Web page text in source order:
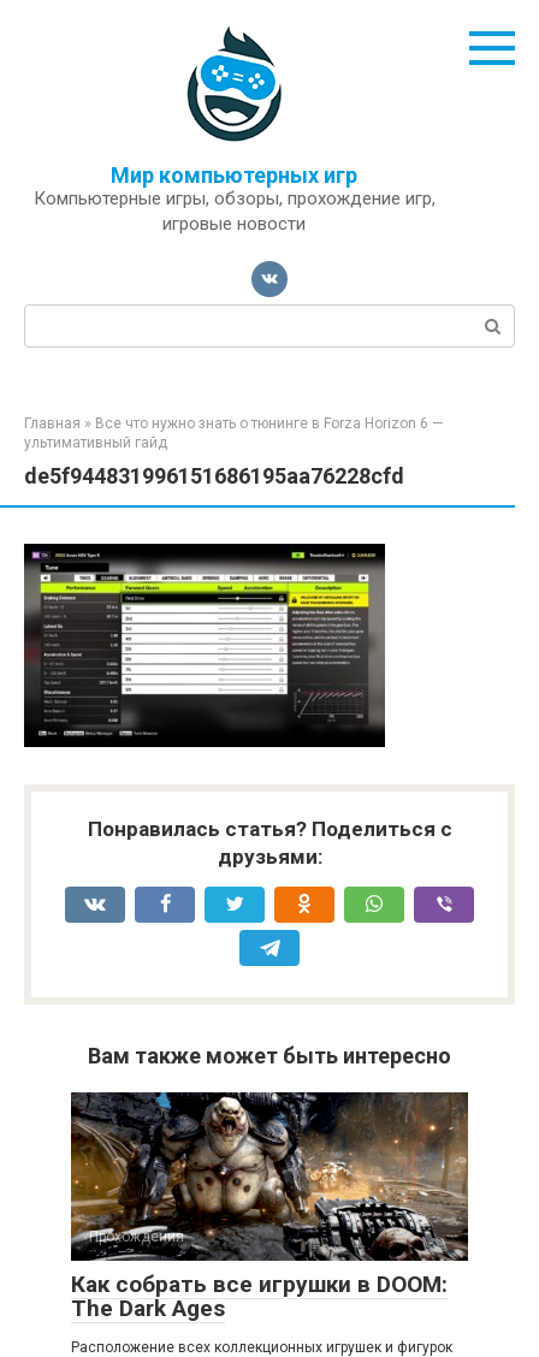
Мир компьютерных игр
Компьютерные игры, обзоры, прохождение игр,
игровые новости
Поиск:
Главная » Все что нужно знать о тюнинге в Forza Horizon 6 —
ультимативный гайд
de5f944831996151686195aa76228cfd
Понравилась статья? Поделиться с
друзьями:
Вам также может быть интересно
Прохождения
Как собрать все игрушки в DOOM:
The Dark Ages
Расположение всех коллекционных игрушек и фигурок